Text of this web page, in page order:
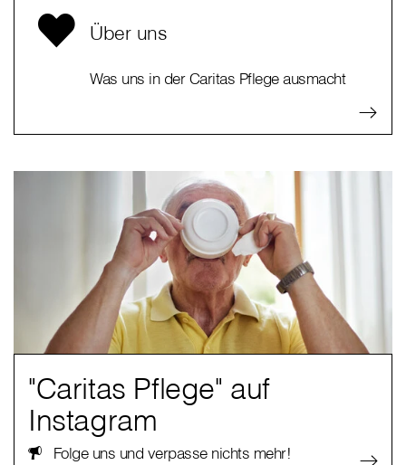
Über uns
Was uns in der Caritas Pflege ausmacht
"Caritas Pflege" auf
Instagram
Folge uns und verpasse nichts mehr!